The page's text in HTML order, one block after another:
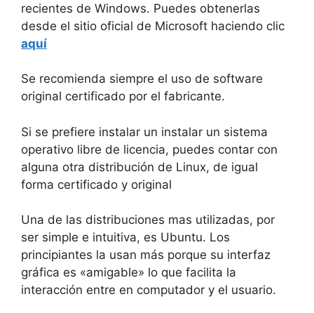
recientes de Windows. Puedes obtenerlas
desde el sitio oficial de Microsoft haciendo clic
aquí
Se recomienda siempre el uso de software
original certificado por el fabricante.
Si se prefiere instalar un instalar un sistema
operativo libre de licencia, puedes contar con
alguna otra distribución de Linux, de igual
forma certificado y original
Una de las distribuciones mas utilizadas, por
ser simple e intuitiva, es Ubuntu. Los
principiantes la usan más porque su interfaz
gráfica es «amigable» lo que facilita la
interacción entre en computador y el usuario.